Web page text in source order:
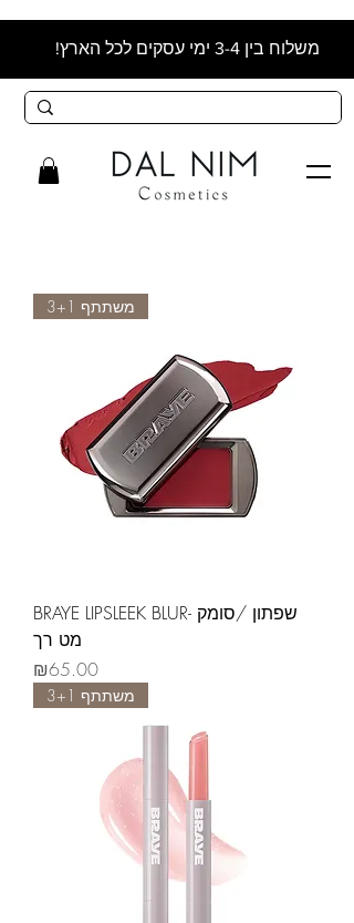
משלוח בין 3-4 ימי עסקים לכל הארץ!
משתתף 3+1
BRAYE LIPSLEEK BLUR- שפתון /סומק
מט רך
Price
₪65.00
משתתף 3+1